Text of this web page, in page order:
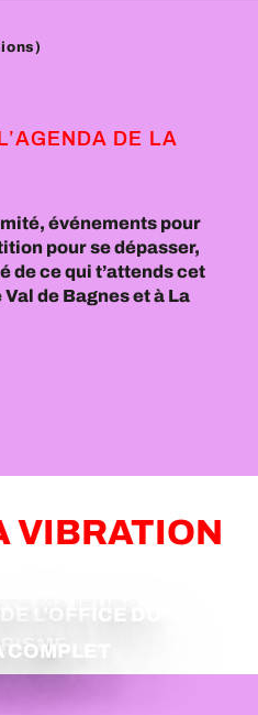
DE LA
événements pour
pour se dépasser,
de ce qui t’attends cet
de Bagnes et à La
VIBRATION
MAJEURS
L’OFFICE DU
COMPLET